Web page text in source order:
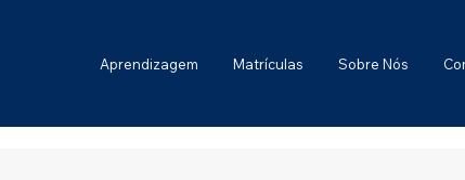
Aprendizagem Matrículas Sobre Nós